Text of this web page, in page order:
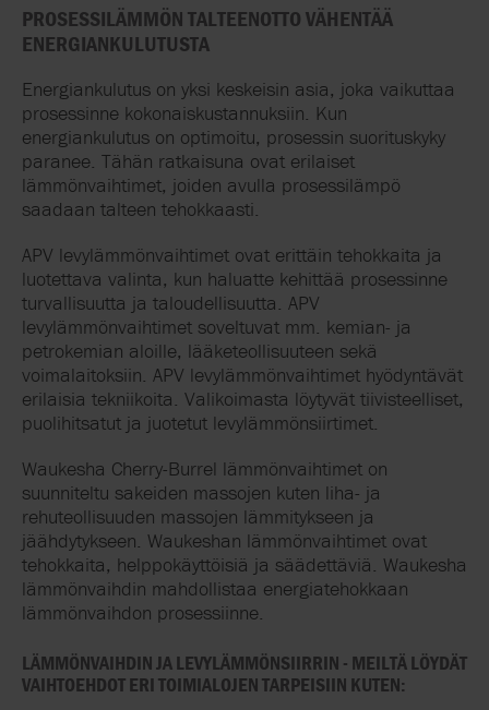
PROSESSILÄMMÖN TALTEENOTTO VÄHENTÄÄ
ENERGIANKULUTUSTA
Energiankulutus on yksi keskeisin asia, joka vaikuttaa
prosessinne kokonaiskustannuksiin. Kun
energiankulutus on optimoitu, prosessin suorituskyky
paranee. Tähän ratkaisuna ovat erilaiset
lämmönvaihtimet, joiden avulla prosessilämpö
saadaan talteen tehokkaasti.
APV levylämmönvaihtimet ovat erittäin tehokkaita ja
luotettava valinta, kun haluatte kehittää prosessinne
turvallisuutta ja taloudellisuutta. APV
levylämmönvaihtimet soveltuvat mm. kemian- ja
petrokemian aloille, lääketeollisuuteen sekä
voimalaitoksiin. APV levylämmönvaihtimet hyödyntävät
erilaisia tekniikoita. Valikoimasta löytyvät tiivisteelliset,
puolihitsatut ja juotetut levylämmönsiirtimet.
Waukesha Cherry-Burrel lämmönvaihtimet on
suunniteltu sakeiden massojen kuten liha- ja
rehuteollisuuden massojen lämmitykseen ja
jäähdytykseen. Waukeshan lämmönvaihtimet ovat
tehokkaita, helppokäyttöisiä ja säädettäviä. Waukesha
lämmönvaihdin mahdollistaa energiatehokkaan
lämmönvaihdon prosessiinne.
LÄMMÖNVAIHDIN JA LEVYLÄMMÖNSIIRRIN - MEILTÄ LÖYDÄT
VAIHTOEHDOT ERI TOIMIALOJEN TARPEISIIN KUTEN: